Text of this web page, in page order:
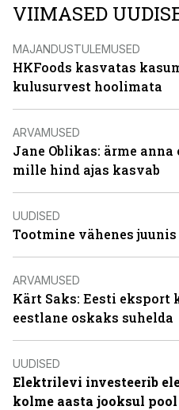
VIIMASED
MAJANDUSTULEMUSED
HKFoods kasvatas
kulusurvest hoolimata
ARVAMUSED
Jane Oblikas: ärme
mille hind ajas kasvab
UUDISED
Tootmine vähenes
ARVAMUSED
Kärt Saks: Eesti eksport
eestlane oskaks suhelda
UUDISED
Elektrilevi investeerib
kolme aasta jooksul